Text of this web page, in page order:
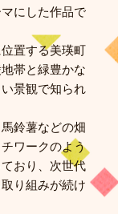
にした作品で
置する美瑛町
帯と緑豊かな
景観で知られ
鈴薯などの畑
ワークのよう
おり、次世代
り組みが続け